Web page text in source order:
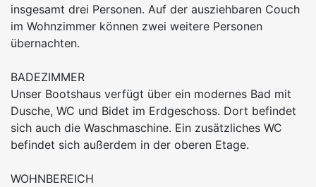
insgesamt drei Personen. Auf der ausziehbaren Couch
im Wohnzimmer können zwei weitere Personen
übernachten.
BADEZIMMER
Unser Bootshaus verfügt über ein modernes Bad mit
Dusche, WC und Bidet im Erdgeschoss. Dort befindet
sich auch die Waschmaschine. Ein zusätzliches WC
befindet sich außerdem in der oberen Etage.
WOHNBEREICH